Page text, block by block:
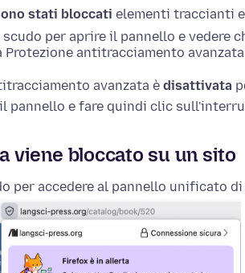
stati bloccati elementi traccianti
per aprire il pannello e vedere
Protezione antitracciamento
avanzata è disattivata
pannello e fare quindi clic
viene bloccato su un sito
per accedere al pannello unificato di